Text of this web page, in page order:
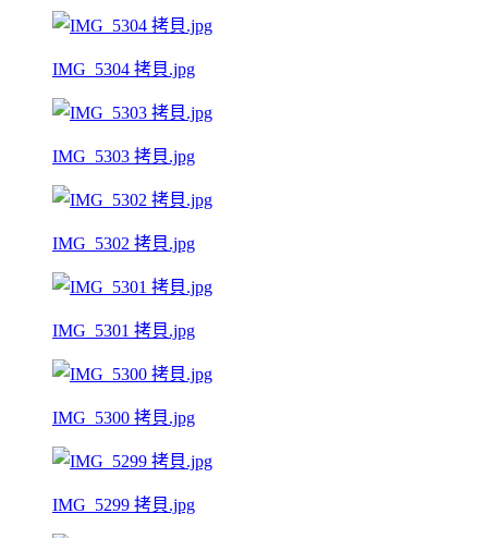
IMG_5304 拷貝.jpg
IMG_5303 拷貝.jpg
IMG_5302 拷貝.jpg
IMG_5301 拷貝.jpg
IMG_5300 拷貝.jpg
IMG_5299 拷貝.jpg